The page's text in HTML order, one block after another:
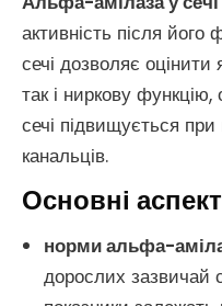
активність після його
сечі дозволяє оцінити
так і ниркову
сечі підвищується
канальців.
Основні
норми альфа-
дорослих зазвичай